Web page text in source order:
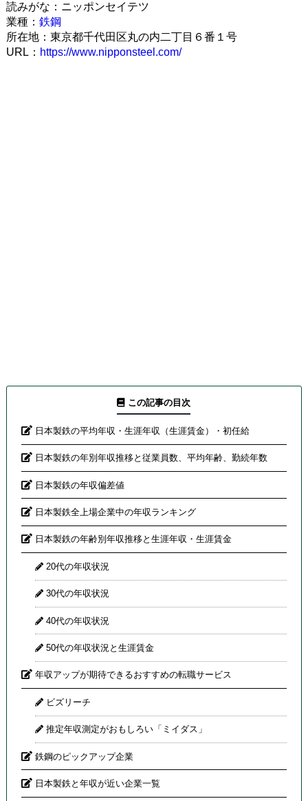
読みがな：ニッポンセイテツ
業種： 鉄鋼
所在地：東京都千代田区丸の内二丁目６番１号
URL： https://www.nipponsteel.com/
この記事の目次
日本製鉄の平均年収・生涯年収（生涯賃金）・初任給
日本製鉄の年別年収推移と従業員数、平均年齢、勤続年数
日本製鉄の年収偏差値
日本製鉄全上場企業中の年収ランキング
日本製鉄の年齢別年収推移と生涯年収・生涯賃金
20代の年収状況
30代の年収状況
40代の年収状況
50代の年収状況と生涯賃金
年収アップが期待できるおすすめの転職サービス
ビズリーチ
推定年収測定がおもしろい「ミイダス」
鉄鋼のピックアップ企業
日本製鉄と年収が近い企業一覧